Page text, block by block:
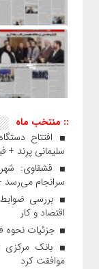
:: منتخب ماه
افتتاح
سلیمانی پرند +
قشقاوی:
سرانجام
بررسی
اقتصاد و کار
جزئیات نحوه
موافقت کرد